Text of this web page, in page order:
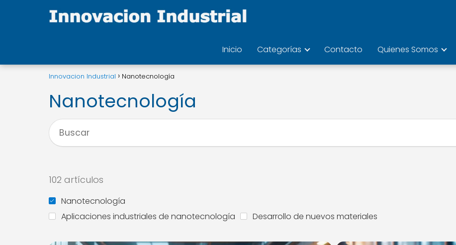
Inicio Categorías Contacto Quienes Somos
Innovacion Industrial Nanotecnología
Nanotecnología
102 artículos
Nanotecnología
Aplicaciones industriales de nanotecnología
Desarrollo de nuevos materiales